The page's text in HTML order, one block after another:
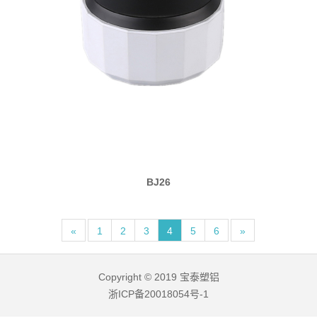
BJ26
« 1 2 3 4 5 6 »
Copyright © 2019 宝泰塑铝
浙ICP备20018054号-1